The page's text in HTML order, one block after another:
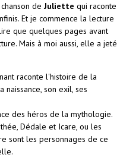
de Juliette qui raconte
Et je commence la lecture
que quelques pages avant
Mais à moi aussi, elle a jeté
raconte l'histoire de la
naissance, son exil, ses
des héros de la mythologie.
Dédale et Icare, ou les
sont les personnages de ce